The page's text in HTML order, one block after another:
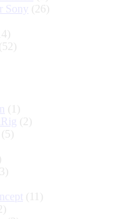
Sony (26)
(52)
(1)
(2)
(5)
(11)